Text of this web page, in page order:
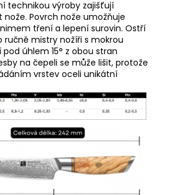
technikou výroby zajišťují
Povrch nože umožňuje
tření a lepení surovin. Ostří
ručně mistry nožíři s mokrou
úhlem 15° z obou stran
na čepeli se může lišit, protože
vrstev oceli unikátní